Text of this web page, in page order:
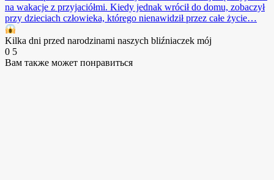
na wakacje z przyjaciółmi. Kiedy jednak wrócił do domu, zobaczył
przy dzieciach człowieka, którego nienawidził przez całe życie…
Kilka dni przed narodzinami naszych bliźniaczek mój
0 5
Вам также может понравиться